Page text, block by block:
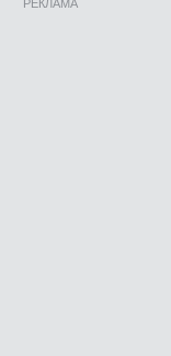
РЕКЛАМА